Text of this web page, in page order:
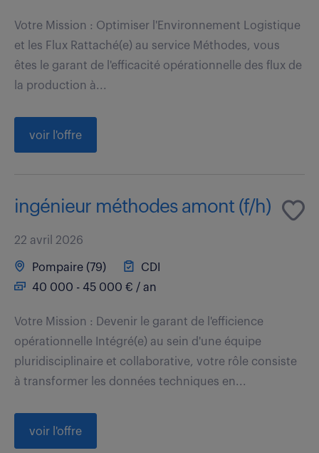
Votre Mission : Optimiser l'Environnement Logistique
et les Flux Rattaché(e) au service Méthodes, vous
êtes le garant de l'efficacité opérationnelle des flux de
la production à...
voir l'offre
ingénieur méthodes amont (f/h)
22 avril 2026
Pompaire (79)
CDI
40 000 - 45 000 € / an
Votre Mission : Devenir le garant de l'efficience
opérationnelle Intégré(e) au sein d'une équipe
pluridisciplinaire et collaborative, votre rôle consiste
à transformer les données techniques en...
voir l'offre